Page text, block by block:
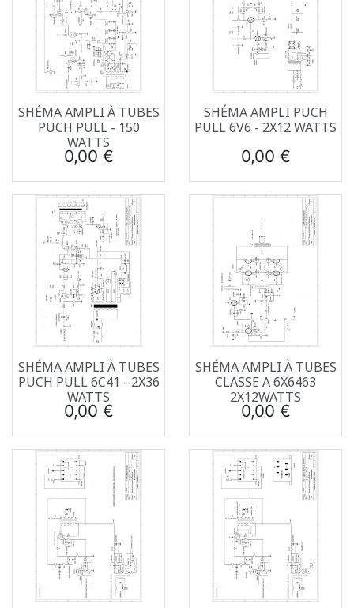
SHÉMA AMPLI À TUBES
PUCH PULL - 150
WATTS
Prix
0,00 €
SHÉMA AMPLI PUCH
PULL 6V6 - 2X12 WATTS
Prix
0,00 €
SHÉMA AMPLI À TUBES
PUCH PULL 6C41 - 2X36
WATTS
Prix
0,00 €
SHÉMA AMPLI À TUBES
CLASSE A 6X6463
2X12WATTS
Prix
0,00 €